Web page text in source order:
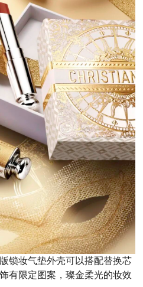
锁妆气垫外壳可以搭配替换芯
有限定图案，璨金柔光的妆效